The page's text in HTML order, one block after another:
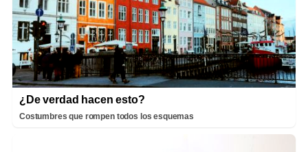
¿De verdad hacen esto?
Costumbres que rompen todos los esquemas